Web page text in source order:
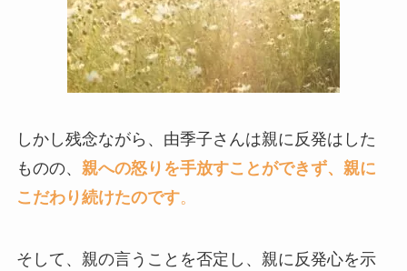
しかし残念ながら、由季子さんは親に反発はした
ものの、 親への怒りを手放すことができず、親に
こだわり続けたのです。
そして、親の言うことを否定し、親に反発心を示